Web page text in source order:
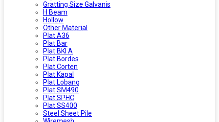
Gratting Size Galvanis
H Beam
Hollow
Other Material
Plat A36
Plat Bar
Plat BKI A
Plat Bordes
Plat Corten
Plat Kapal
Plat Lobang
Plat SM490
Plat SPHC
Plat SS400
Steel Sheet Pile